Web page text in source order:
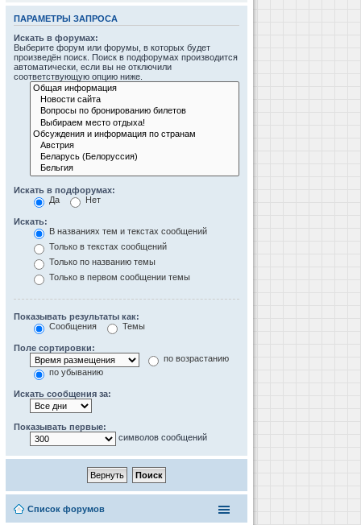
ПАРАМЕТРЫ ЗАПРОСА
Искать в форумах:
Выберите форум или форумы, в которых будет
произведён поиск. Поиск в подфорумах производится
автоматически, если вы не отключили
соответствующую опцию ниже.
Искать в подфорумах:
Да
Нет
Искать:
В названиях тем и текстах сообщений
Только в текстах сообщений
Только по названию темы
Только в первом сообщении темы
Показывать результаты как:
Сообщения
Темы
Поле сортировки:
по возрастанию
по убыванию
Искать сообщения за:
Показывать первые:
символов сообщений
Список форумов